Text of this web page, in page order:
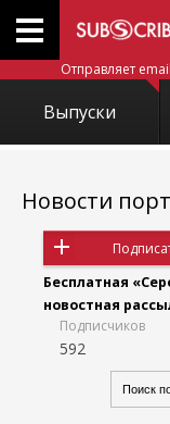
Отправляет
Выпуски
Новости
Бесплатная
новостная
Подписчиков
592